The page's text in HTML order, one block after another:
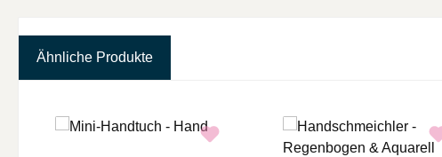
Ähnliche Produkte